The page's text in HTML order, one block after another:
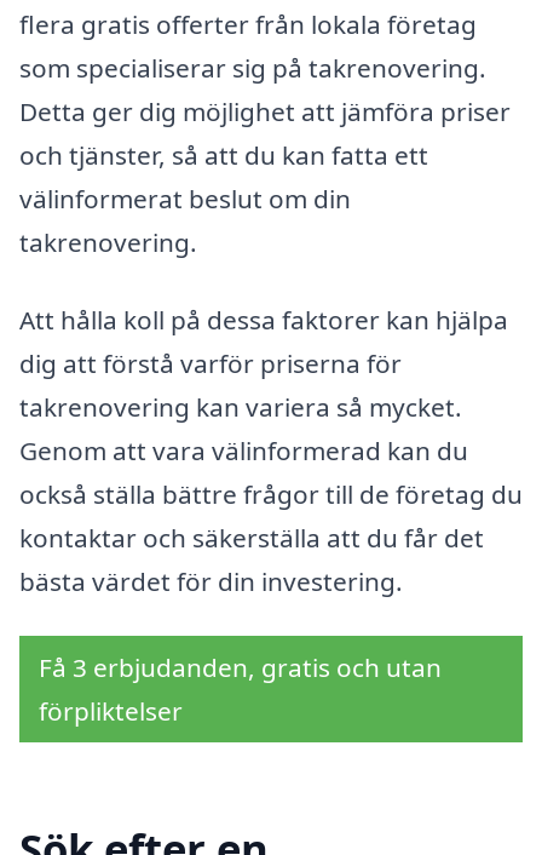
flera gratis offerter från lokala företag
som specialiserar sig på takrenovering.
Detta ger dig möjlighet att jämföra priser
och tjänster, så att du kan fatta ett
välinformerat beslut om din
takrenovering.
Att hålla koll på dessa faktorer kan hjälpa
dig att förstå varför priserna för
takrenovering kan variera så mycket.
Genom att vara välinformerad kan du
också ställa bättre frågor till de företag du
kontaktar och säkerställa att du får det
bästa värdet för din investering.
Få 3 erbjudanden, gratis och utan
förpliktelser